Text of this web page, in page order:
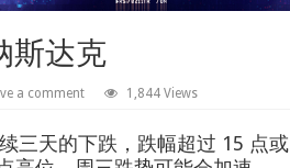
斯达克
a comment 1,844 Views
三天的下跌，跌幅超过 15 点或